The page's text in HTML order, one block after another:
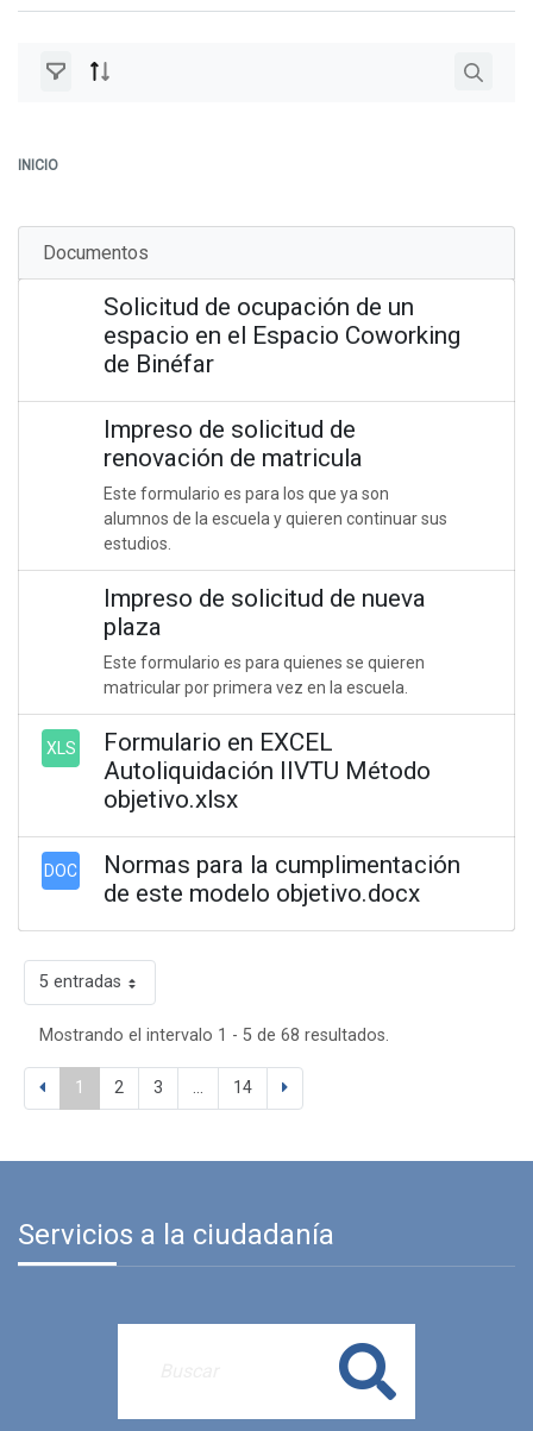
INICIO
Documentos
Solicitud de ocupación de un
espacio en el Espacio Coworking
de Binéfar
Impreso de solicitud de
renovación de matricula
Este formulario es para los que ya son
alumnos de la escuela y quieren continuar sus
estudios.
Impreso de solicitud de nueva
plaza
Este formulario es para quienes se quieren
matricular por primera vez en la escuela.
XLS
Formulario en EXCEL
Autoliquidación IIVTU Método
objetivo.xlsx
DOC
Normas para la cumplimentación
de este modelo objetivo.docx
5 entradas
Mostrando el intervalo 1 - 5 de 68 resultados.
1 2 3 ... 14
Servicios a la ciudadanía
Buscar